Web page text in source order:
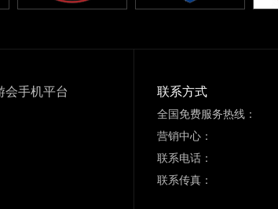
会手机平台 联系方式
全国免费服务热线：
营销中心：
联系电话：
联系传真：